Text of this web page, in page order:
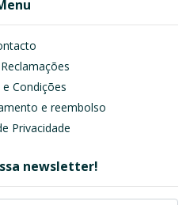
Condições
e reembolso
Privacidade
newsletter!